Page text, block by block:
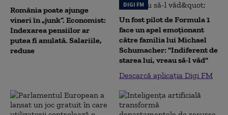
România poate ajunge
vineri în „junk”. Economist:
Indexarea pensiilor ar
putea fi anulată. Salariile,
reduse
DIGI FM
Un fost pilot de Formula 1
face un apel emoționant
către familia lui Michael
Schumacher: "Indiferent de
starea lui, vreau să-l văd"
Descarcă aplicația Digi FM